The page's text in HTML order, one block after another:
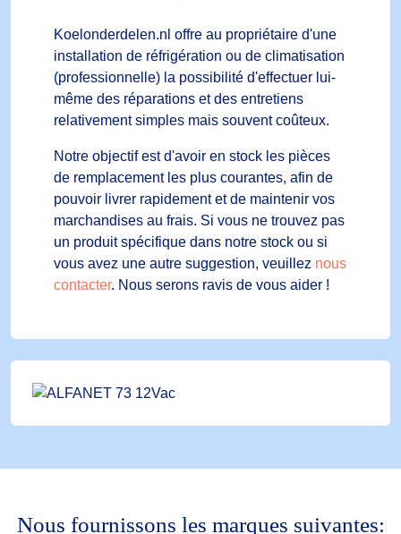
Koelonderdelen.nl offre au propriétaire d'une
installation de réfrigération ou de climatisation
(professionnelle) la possibilité d'effectuer lui-
même des réparations et des entretiens
relativement simples mais souvent coûteux.
Notre objectif est d'avoir en stock les pièces
de remplacement les plus courantes, afin de
pouvoir livrer rapidement et de maintenir vos
marchandises au frais. Si vous ne trouvez pas
un produit spécifique dans notre stock ou si
vous avez une autre suggestion, veuillez nous
contacter. Nous serons ravis de vous aider !
Nous fournissons les marques suivantes: